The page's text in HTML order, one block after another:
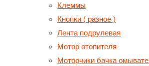
Клеммы
Кнопки ( разное )
Лента подрулевая
Мотор отопителя
Моторчики бачка